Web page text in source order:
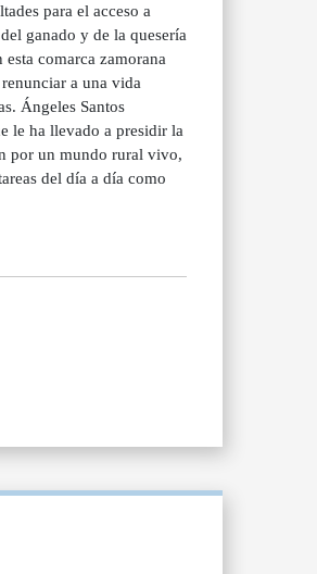
para el acceso a
ganado y de la quesería
comarca zamorana
a una vida
Ángeles Santos
le ha llevado a presidir la
por un mundo rural vivo,
del día a día como